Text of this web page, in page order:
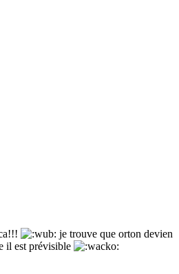
je trouve que orton devien
il est prévisible